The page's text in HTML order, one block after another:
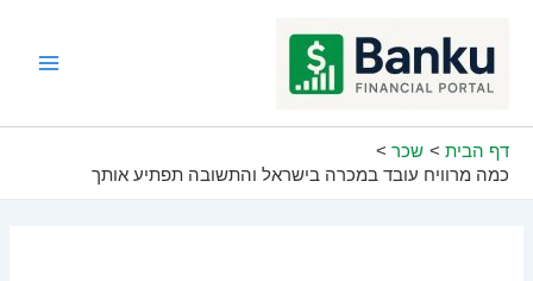
דף הבית
שכר
כמה מרוויח עובד במכרה בישראל והתשובה תפתיע אותך